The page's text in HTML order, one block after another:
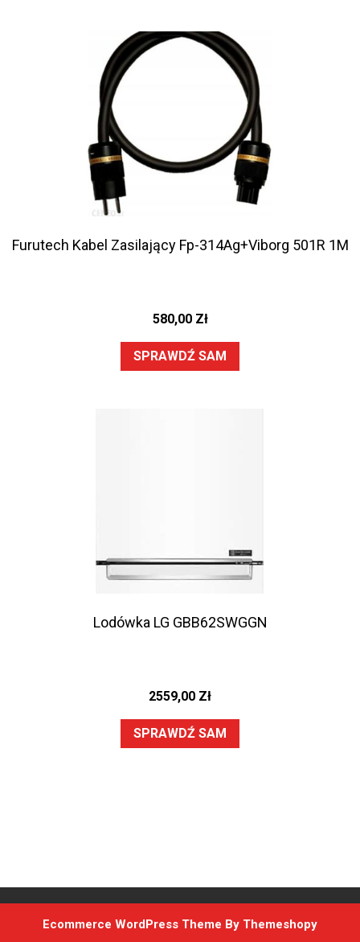
Furutech Kabel Zasilający Fp-314Ag+Viborg 501R 1M
580,00 Zł
SPRAWDŹ SAM
Lodówka LG GBB62SWGGN
2559,00 Zł
SPRAWDŹ SAM
Ecommerce WordPress Theme By Themeshopy